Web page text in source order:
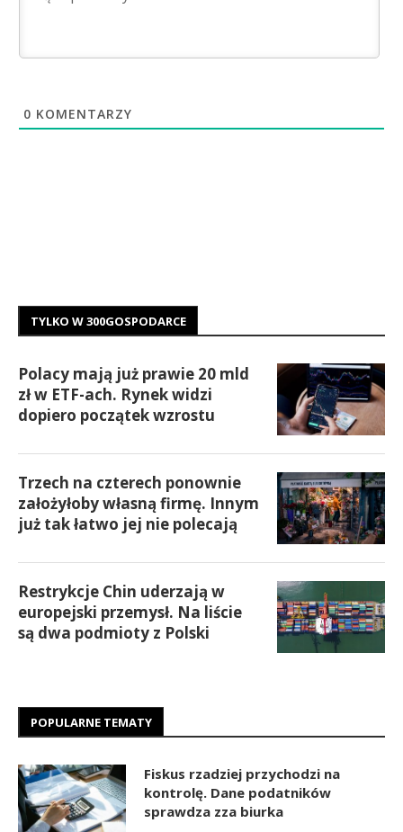
0 KOMENTARZY
TYLKO W 300GOSPODARCE
Polacy mają już prawie 20 mld
zł w ETF-ach. Rynek widzi
dopiero początek wzrostu
Trzech na czterech ponownie
założyłoby własną firmę. Innym
już tak łatwo jej nie polecają
Restrykcje Chin uderzają w
europejski przemysł. Na liście
są dwa podmioty z Polski
POPULARNE TEMATY
Fiskus rzadziej przychodzi na
kontrolę. Dane podatników
sprawdza zza biurka